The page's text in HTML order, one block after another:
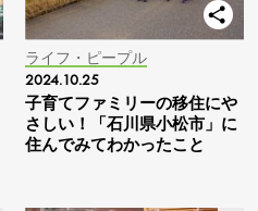
ライフ・ピープル
2024.10.25
子育てファミリーの移住にや
さしい！「石川県小松市」に
住んでみてわかったこと